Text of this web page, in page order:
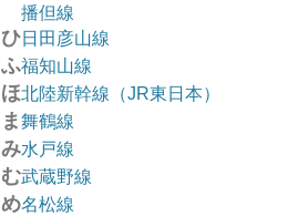
播但線
ひ日田彦山線
ふ福知山線
ほ北陸新幹線（JR東日本）
ま舞鶴線
み水戸線
む武蔵野線
め名松線